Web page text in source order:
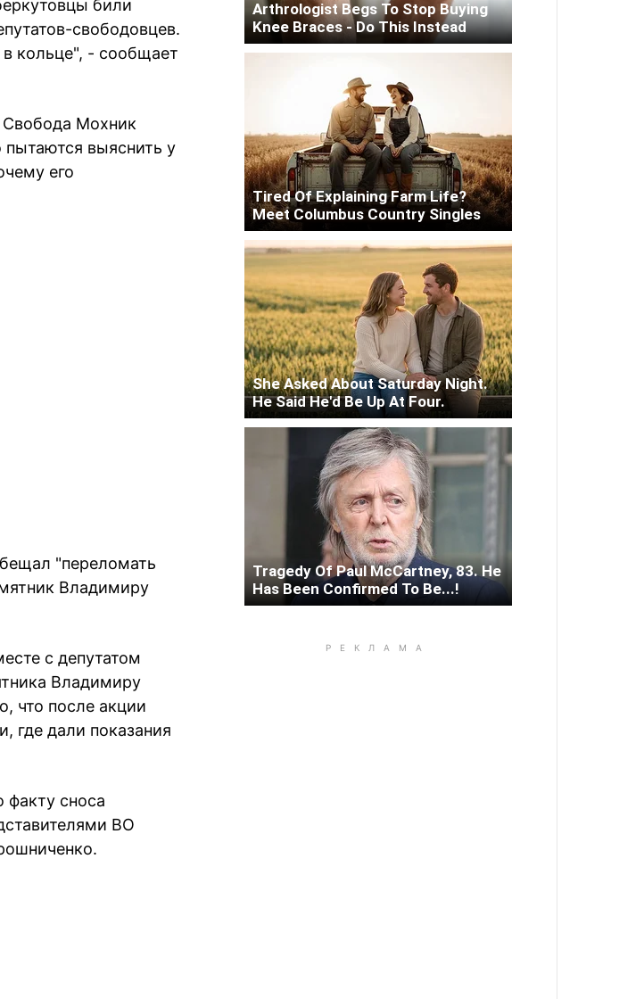
били
свободовцев.
кольце", - сообщает
Мохник
выяснить у
его
"переломать
Владимиру
с депутатом
Владимиру
что после акции
где дали показания
факту сноса
ВО